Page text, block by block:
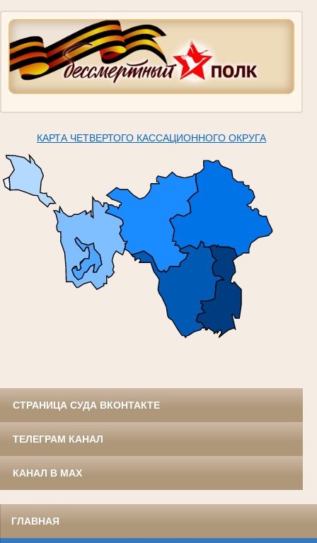
КАРТА ЧЕТВЕРТОГО КАССАЦИОННОГО ОКРУГА
СТРАНИЦА СУДА ВКОНТАКТЕ
ТЕЛЕГРАМ КАНАЛ
КАНАЛ В MAX
ГЛАВНАЯ